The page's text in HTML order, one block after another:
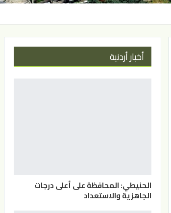
أخبار أردنية
الحنيطي: المحافظة على أعلى درجات
الجاهزية والاستعداد